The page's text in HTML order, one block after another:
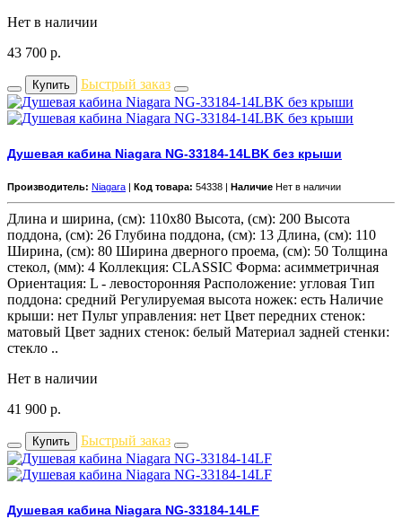
Нет в наличии
43 700 р.
Купить Быстрый заказ
Душевая кабина Niagara NG-33184-14LBK без крыши
Производитель: Niagara | Код товара: 54338 | Наличие Нет в наличии
Длина и ширина, (см): 110x80 Высота, (см): 200 Высота
поддона, (см): 26 Глубина поддона, (см): 13 Длина, (см): 110
Ширина, (см): 80 Ширина дверного проема, (см): 50 Толщина
стекол, (мм): 4 Коллекция: CLASSIC Форма: асимметричная
Ориентация: L - левосторонняя Расположение: угловая Тип
поддона: средний Регулируемая высота ножек: есть Наличие
крыши: нет Пульт управления: нет Цвет передних стенок:
матовый Цвет задних стенок: белый Материал задней стенки:
стекло ..
Нет в наличии
41 900 р.
Купить Быстрый заказ
Душевая кабина Niagara NG-33184-14LF